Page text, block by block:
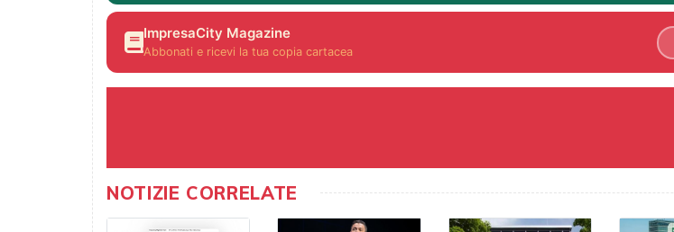
ImpresaCity Magazine
Abbonati e ricevi la tua copia cartacea
NOTIZIE CORRELATE